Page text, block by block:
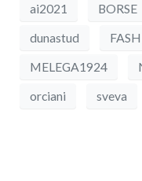
ai2021 BORSE
dunastud
MELEGA1924
orciani
sveva